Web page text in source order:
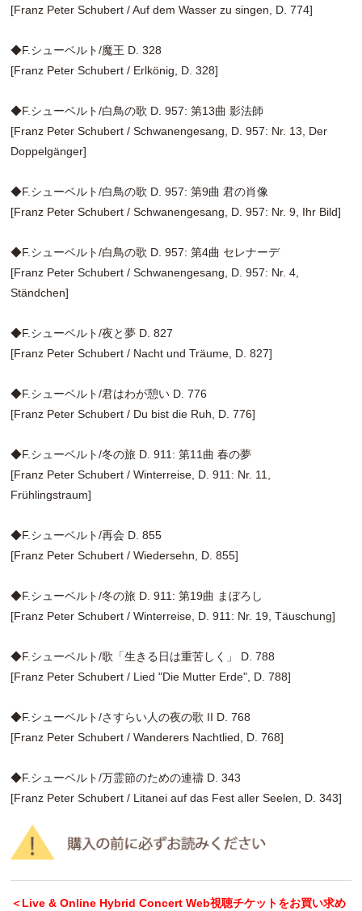
[Franz Peter Schubert / Auf dem Wasser zu singen, D. 774]
◆F.シューベルト/魔王 D. 328
[Franz Peter Schubert / Erlkönig, D. 328]
◆F.シューベルト/白鳥の歌 D. 957: 第13曲 影法師
[Franz Peter Schubert / Schwanengesang, D. 957: Nr. 13, Der
Doppelgänger]
◆F.シューベルト/白鳥の歌 D. 957: 第9曲 君の肖像
[Franz Peter Schubert / Schwanengesang, D. 957: Nr. 9, Ihr Bild]
◆F.シューベルト/白鳥の歌 D. 957: 第4曲 セレナーデ
[Franz Peter Schubert / Schwanengesang, D. 957: Nr. 4,
Ständchen]
◆F.シューベルト/夜と夢 D. 827
[Franz Peter Schubert / Nacht und Träume, D. 827]
◆F.シューベルト/君はわが憩い D. 776
[Franz Peter Schubert / Du bist die Ruh, D. 776]
◆F.シューベルト/冬の旅 D. 911: 第11曲 春の夢
[Franz Peter Schubert / Winterreise, D. 911: Nr. 11,
Frühlingstraum]
◆F.シューベルト/再会 D. 855
[Franz Peter Schubert / Wiedersehn, D. 855]
◆F.シューベルト/冬の旅 D. 911: 第19曲 まぼろし
[Franz Peter Schubert / Winterreise, D. 911: Nr. 19, Täuschung]
◆F.シューベルト/歌「生きる日は重苦しく」 D. 788
[Franz Peter Schubert / Lied "Die Mutter Erde", D. 788]
◆F.シューベルト/さすらい人の夜の歌 II D. 768
[Franz Peter Schubert / Wanderers Nachtlied, D. 768]
◆F.シューベルト/万霊節のための連禱 D. 343
[Franz Peter Schubert / Litanei auf das Fest aller Seelen, D. 343]
＜Live & Online Hybrid Concert Web視聴チケットをお買い求め